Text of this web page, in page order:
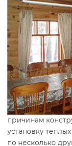
причинам
установку
по несколько